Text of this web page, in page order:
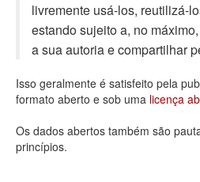
Processo Legislativo
Deputados Estaduais
Administração
Legislação
Agenda
livremente usá-los, reutilizá-
estando sujeito a, no
a sua autoria e compartilhar
Isso geralmente é satisfeito pela
formato aberto e sob uma licença
Os dados abertos também são
princípios.